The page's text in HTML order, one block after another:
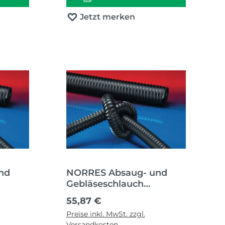
Jetzt merken
NORRES Absaug- und
Gebläseschlauch
AIRDUC® PUR 351 HT
Innen-Ø 60 mm Außen-Ø
68,00 mm
Regulärer Preis:
55,87 €
Preise inkl. MwSt. zzgl.